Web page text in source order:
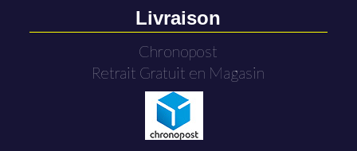
Livraison
Chronopost
Retrait Gratuit en Magasin